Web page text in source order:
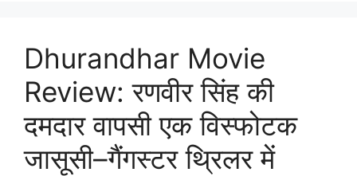
Dhurandhar Movie
Review: रणवीर सिंह की
दमदार वापसी एक विस्फोटक
जासूसी–गैंगस्टर थ्रिलर में